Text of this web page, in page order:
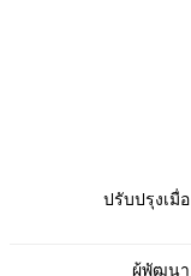
ปรับปรุงเมื่อ
ผู้พัฒนา